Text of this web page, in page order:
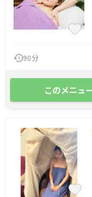
90分
このメニュ